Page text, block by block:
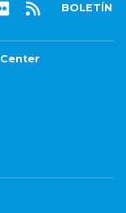
BOLETÍN